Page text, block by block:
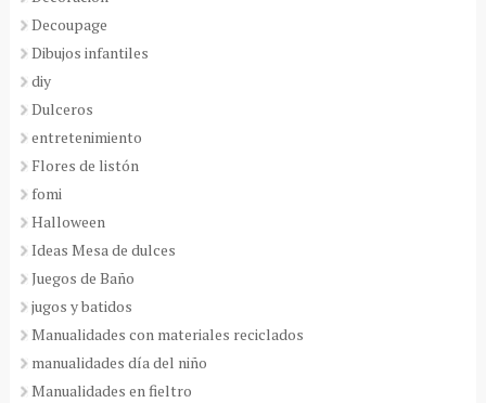
Decoupage
Dibujos infantiles
diy
Dulceros
entretenimiento
Flores de listón
fomi
Halloween
Ideas Mesa de dulces
Juegos de Baño
jugos y batidos
Manualidades con materiales reciclados
manualidades día del niño
Manualidades en fieltro